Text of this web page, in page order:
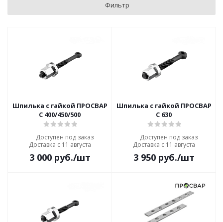
Фильтр
Шпилька с гайкой ПРОСВАР
С 400/450/500
Доступен под заказ
Доставка с 11 августа
3 000руб./шт
Шпилька с гайкой ПРОСВАР
С 630
Доступен под заказ
Доставка с 11 августа
3 950руб./шт